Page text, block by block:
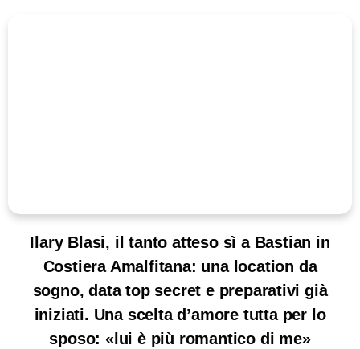
Ilary Blasi, il tanto atteso sì a Bastian in
Costiera Amalfitana: una location da
sogno, data top secret e preparativi già
iniziati. Una scelta d’amore tutta per lo
sposo: «lui è più romantico di me»